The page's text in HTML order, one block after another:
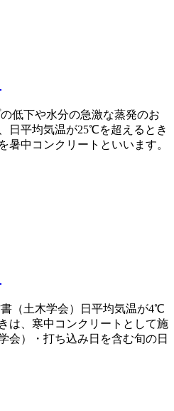
低下や水分の急激な蒸発のお
日平均気温が25℃を超えるとき
暑中コンクリートといいます。
（土木学会）日平均気温が4℃
は、寒中コンクリートとして施
会）・打ち込み日を含む旬の日